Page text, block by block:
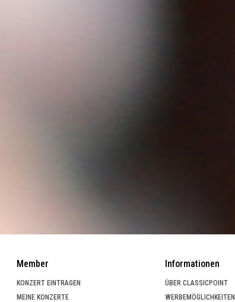
Member
KONZERT EINTRAGEN
MEINE KONZERTE
Informationen
ÜBER CLASSICPOINT
WERBEMÖGLICHKEITEN